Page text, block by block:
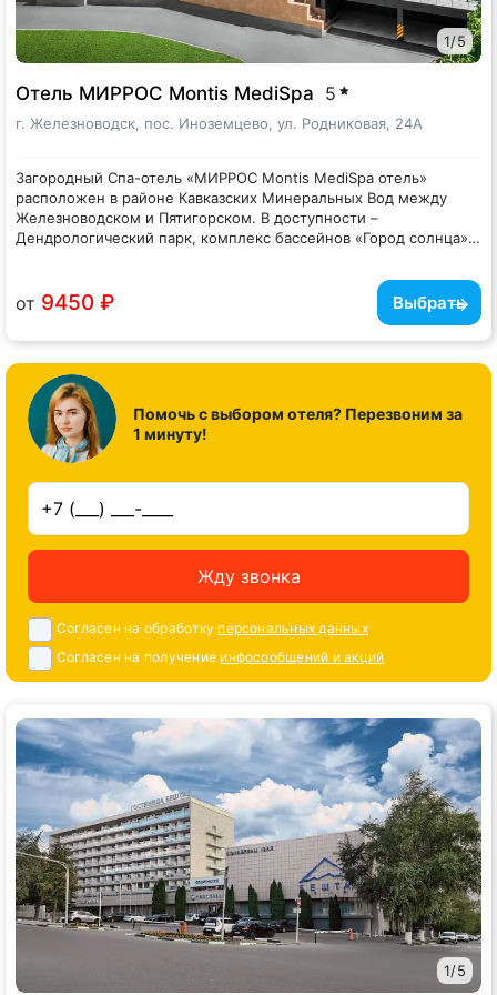
1/5
Отель МИРРОС Montis MediSpa 5
г. Железноводск, пос. Иноземцево, ул. Родниковая, 24А
Загородный Спа-отель «МИРРОС Montis MediSpa отель»
расположен в районе Кавказских Минеральных Вод между
Железноводском и Пятигорском. В доступности –
Дендрологический парк, комплекс бассейнов «Город солнца»,
развязка, а до аэропорта в Минеральных водах можно доехать
за полчаса.
благоустроенную закрытую территорию. В распоряжении
гостей однокомнатные и двухкомнатные номера со светлыми
интерьерами, выдержанными в пастельных оттенках. Везде
предусмотрен индивидуальный санузел с душем, есть
На территории отеля работает ресторан, к услугам
джакузи и хаммамом, а также медицинский центр. В числе
удобств – охраняемая парковка и беспроводной интернет.
от 9450 ₽ Выбрать
Помочь с выбором отеля? Перезвоним за
1 минуту!
Жду звонка
Согласен на обработку персональных данных
Согласен на получение инфосообщений и акций
1/5